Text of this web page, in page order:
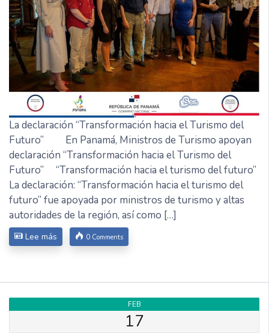
La declaración “Transformación hacia el Turismo del
Futuro” En Panamá, Ministros de Turismo apoyan
declaración “Transformación hacia el Turismo del
Futuro” “Transformación hacia el turismo del futuro”
La declaración: “Transformación hacia el turismo del
futuro” fue apoyada por ministros de turismo y altas
autoridades de la región, así como […]
Lee más 0 Comments
FEB
17